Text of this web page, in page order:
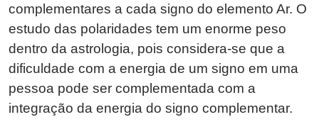
complementares a cada signo do elemento Ar. O
estudo das polaridades tem um enorme peso
dentro da astrologia, pois considera-se que a
dificuldade com a energia de um signo em uma
pessoa pode ser complementada com a
integração da energia do signo complementar.